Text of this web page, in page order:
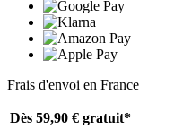
Frais d'envoi en France
Dès 59,90 € gratuit*